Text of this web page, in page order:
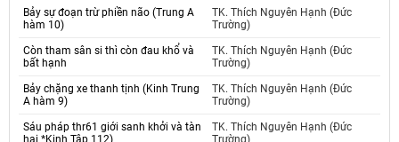
Bảy sự đoạn trừ phiền não (Trung A
hàm 10)
TK. Thích Nguyên Hạnh (Đức
Trường)
Còn tham sân si thì còn đau khổ và
bất hạnh
TK. Thích Nguyên Hạnh (Đức
Trường)
Bảy chặng xe thanh tịnh (Kinh Trung
A hàm 9)
TK. Thích Nguyên Hạnh (Đức
Trường)
Sáu pháp thr61 giới sanh khởi và tàn
TK. Thích Nguyên Hạnh (Đức